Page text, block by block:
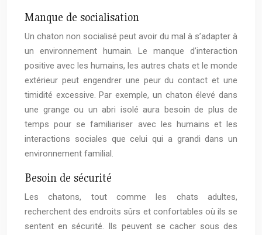
Manque de socialisation
Un chaton non socialisé peut avoir du mal à s’adapter à
un environnement humain. Le manque d’interaction
positive avec les humains, les autres chats et le monde
extérieur peut engendrer une peur du contact et une
timidité excessive. Par exemple, un chaton élevé dans
une grange ou un abri isolé aura besoin de plus de
temps pour se familiariser avec les humains et les
interactions sociales que celui qui a grandi dans un
environnement familial.
Besoin de sécurité
Les chatons, tout comme les chats adultes,
recherchent des endroits sûrs et confortables où ils se
sentent en sécurité. Ils peuvent se cacher sous des